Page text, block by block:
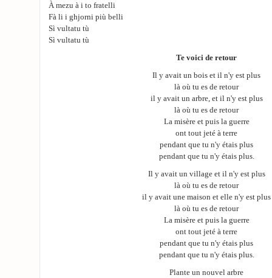
À mezu à i to fratelli
Fà li i ghjorni più belli
Sì vultatu tù
Sì vultatu tù
Te voici de retour
Il y avait un bois et il n'y est plus
là où tu es de retour
il y avait un arbre, et il n'y est plus
là où tu es de retour
La misère et puis la guerre
ont tout jeté à terre
pendant que tu n'y étais plus
pendant que tu n'y étais plus.
Il y avait un village et il n'y est plus
là où tu es de retour
il y avait une maison et elle n'y est plus
là où tu es de retour
La misère et puis la guerre
ont tout jeté à terre
pendant que tu n'y étais plus
pendant que tu n'y étais plus.
Plante un nouvel arbre